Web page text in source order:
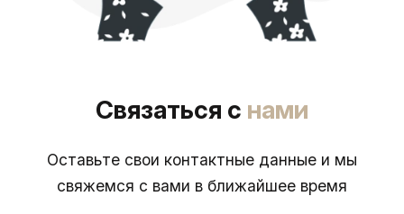
Связаться с нами
Оставьте свои контактные данные и мы
свяжемся с вами в ближайшее время